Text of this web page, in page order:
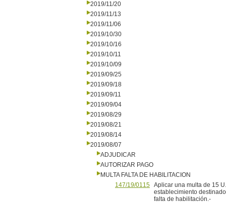
2019/11/20
2019/11/13
2019/11/06
2019/10/30
2019/10/16
2019/10/11
2019/10/09
2019/09/25
2019/09/18
2019/09/11
2019/09/04
2019/08/29
2019/08/21
2019/08/14
2019/08/07
ADJUDICAR
AUTORIZAR PAGO
MULTA FALTA DE HABILITACION
147/19/0115 Aplicar una multa de 15
establecimiento
falta de habilitación.-